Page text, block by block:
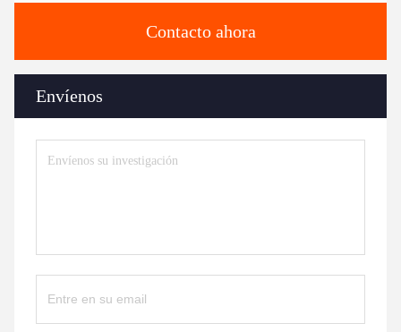
Contacto ahora
Envíenos